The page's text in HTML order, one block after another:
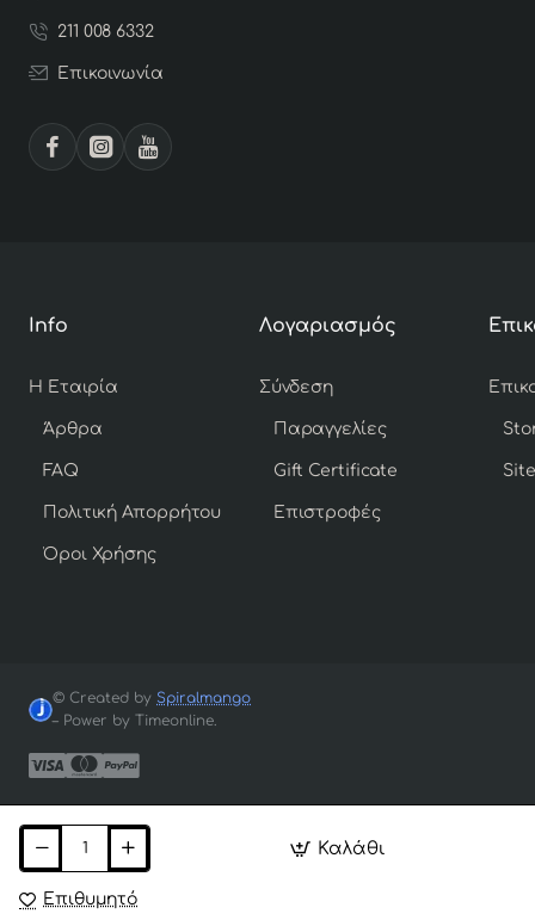
Καλάθι
Επιθυμητό
211 008 6332
Επικοινωνία
Info
Η Εταιρία
Άρθρα
FAQ
Πολιτική Απορρήτου
Όροι Χρήσης
Λογαριασμός
Σύνδεση
Παραγγελίες
Gift Certificate
Επιστροφές
© Created by Spiralmango
– Power by Timeonline.